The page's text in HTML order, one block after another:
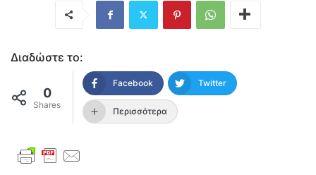
Διαδώστε το:
0
Shares
Facebook Twitter
Περισσότερα